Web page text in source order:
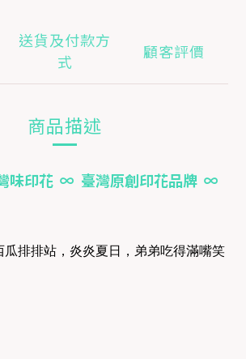
送貨及付款方
式
顧客評價
商品描述
味印花 ∞ 臺灣原創印花品牌 ∞
瓜排排站，炎炎夏日，弟弟吃得滿嘴笑